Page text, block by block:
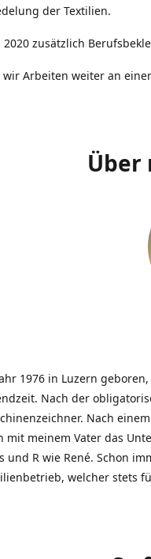
der Textilien.
2020 zusätzlich
wir Arbeiten weiter an
Über
1976 in Luzern
Nach der
Nach
mit meinem Vater das
und R wie René. Schon
welcher stets